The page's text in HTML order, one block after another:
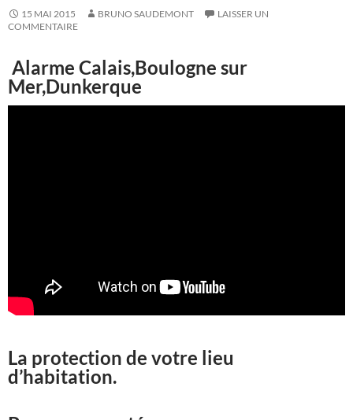
15 MAI 2015 BRUNO SAUDEMONT
LAISSER UN
COMMENTAIRE
Alarme Calais,Boulogne sur
Mer,Dunkerque
La protection de votre lieu
d’habitation.